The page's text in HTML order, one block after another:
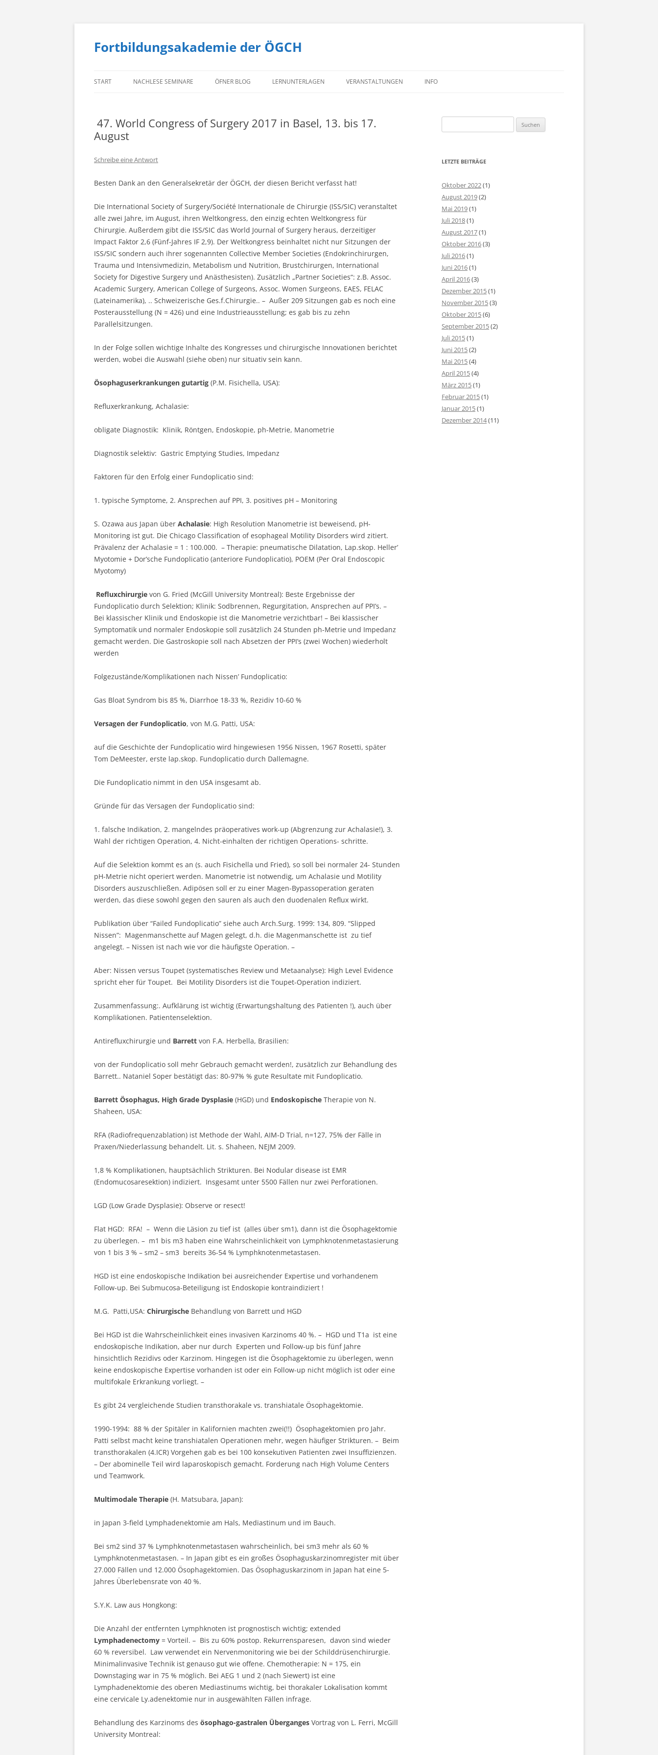
Fortbildungsakademie der ÖGCH
Inhalt
START NACHLESE SEMINARE ÖFNER BLOG LERNUNTERLAGEN VERANSTALTUNGEN INFO
IMPRESSUM
47. World Congress of Surgery 2017 in Basel, 13. bis 17.
August
Schreibe eine Antwort
Besten Dank an den Generalsekretär der ÖGCH, der diesen Bericht verfasst hat!
Die International Society of Surgery/Société Internationale de Chirurgie (ISS/SIC) veranstaltet
alle zwei Jahre, im August, ihren Weltkongress, den einzig echten Weltkongress für
Chirurgie. Außerdem gibt die ISS/SIC das World Journal of Surgery heraus, derzeitiger
Impact Faktor 2,6 (Fünf-Jahres IF 2,9). Der Weltkongress beinhaltet nicht nur Sitzungen der
ISS/SIC sondern auch ihrer sogenannten Collective Member Societies (Endokrinchirurgen,
Trauma und Intensivmedizin, Metabolism und Nutrition, Brustchirurgen, International
Society for Digestive Surgery und Anästhesisten). Zusätzlich „Partner Societies“: z.B. Assoc.
Academic Surgery, American College of Surgeons, Assoc. Women Surgeons, EAES, FELAC
(Lateinamerika), .. Schweizerische Ges.f.Chirurgie.. – Außer 209 Sitzungen gab es noch eine
Posterausstellung (N = 426) und eine Industrieausstellung; es gab bis zu zehn
Parallelsitzungen.
In der Folge sollen wichtige Inhalte des Kongresses und chirurgische Innovationen berichtet
werden, wobei die Auswahl (siehe oben) nur situativ sein kann.
Ösophaguserkrankungen gutartig (P.M. Fisichella, USA):
Refluxerkrankung, Achalasie:
obligate Diagnostik: Klinik, Röntgen, Endoskopie, ph-Metrie, Manometrie
Diagnostik selektiv: Gastric Emptying Studies, Impedanz
Faktoren für den Erfolg einer Fundoplicatio sind:
1. typische Symptome, 2. Ansprechen auf PPI, 3. positives pH – Monitoring
S. Ozawa aus Japan über Achalasie: High Resolution Manometrie ist beweisend, pH-
Monitoring ist gut. Die Chicago Classification of esophageal Motility Disorders wird zitiert.
Prävalenz der Achalasie = 1 : 100.000. – Therapie: pneumatische Dilatation, Lap.skop. Heller’
Myotomie + Dor’sche Fundoplicatio (anteriore Fundoplicatio), POEM (Per Oral Endoscopic
Myotomy)
Refluxchirurgie von G. Fried (McGill University Montreal): Beste Ergebnisse der
Fundoplicatio durch Selektion; Klinik: Sodbrennen, Regurgitation, Ansprechen auf PPI’s. –
Bei klassischer Klinik und Endoskopie ist die Manometrie verzichtbar! – Bei klassischer
Symptomatik und normaler Endoskopie soll zusätzlich 24 Stunden ph-Metrie und Impedanz
gemacht werden. Die Gastroskopie soll nach Absetzen der PPI’s (zwei Wochen) wiederholt
werden
Folgezustände/Komplikationen nach Nissen’ Fundoplicatio:
Gas Bloat Syndrom bis 85 %, Diarrhoe 18-33 %, Rezidiv 10-60 %
Versagen der Fundoplicatio, von M.G. Patti, USA:
auf die Geschichte der Fundoplicatio wird hingewiesen 1956 Nissen, 1967 Rosetti, später
Tom DeMeester, erste lap.skop. Fundoplicatio durch Dallemagne.
Die Fundoplicatio nimmt in den USA insgesamt ab.
Gründe für das Versagen der Fundoplicatio sind:
1. falsche Indikation, 2. mangelndes präoperatives work-up (Abgrenzung zur Achalasie!), 3.
Wahl der richtigen Operation, 4. Nicht-einhalten der richtigen Operations- schritte.
Auf die Selektion kommt es an (s. auch Fisichella und Fried), so soll bei normaler 24- Stunden
pH-Metrie nicht operiert werden. Manometrie ist notwendig, um Achalasie und Motility
Disorders auszuschließen. Adipösen soll er zu einer Magen-Bypassoperation geraten
werden, das diese sowohl gegen den sauren als auch den duodenalen Reflux wirkt.
Publikation über “Failed Fundoplicatio” siehe auch Arch.Surg. 1999: 134, 809. “Slipped
Nissen”: Magenmanschette auf Magen gelegt, d.h. die Magenmanschette ist zu tief
angelegt. – Nissen ist nach wie vor die häufigste Operation. –
Aber: Nissen versus Toupet (systematisches Review und Metaanalyse): High Level Evidence
spricht eher für Toupet. Bei Motility Disorders ist die Toupet-Operation indiziert.
Zusammenfassung:. Aufklärung ist wichtig (Erwartungshaltung des Patienten !), auch über
Komplikationen. Patientenselektion.
Antirefluxchirurgie und Barrett von F.A. Herbella, Brasilien:
von der Fundoplicatio soll mehr Gebrauch gemacht werden!, zusätzlich zur Behandlung des
Barrett.. Nataniel Soper bestätigt das: 80-97% % gute Resultate mit Fundoplicatio.
Barrett Ösophagus, High Grade Dysplasie (HGD) und Endoskopische Therapie von N.
Shaheen, USA:
RFA (Radiofrequenzablation) ist Methode der Wahl, AIM-D Trial, n=127, 75% der Fälle in
Praxen/Niederlassung behandelt. Lit. s. Shaheen, NEJM 2009.
1,8 % Komplikationen, hauptsächlich Strikturen. Bei Nodular disease ist EMR
(Endomucosaresektion) indiziert. Insgesamt unter 5500 Fällen nur zwei Perforationen.
LGD (Low Grade Dysplasie): Observe or resect!
Flat HGD: RFA! – Wenn die Läsion zu tief ist (alles über sm1), dann ist die Ösophagektomie
zu überlegen. – m1 bis m3 haben eine Wahrscheinlichkeit von Lymphknotenmetastasierung
von 1 bis 3 % – sm2 – sm3 bereits 36-54 % Lymphknotenmetastasen.
HGD ist eine endoskopische Indikation bei ausreichender Expertise und vorhandenem
Follow-up. Bei Submucosa-Beteiligung ist Endoskopie kontraindiziert !
M.G. Patti,USA: Chirurgische Behandlung von Barrett und HGD
Bei HGD ist die Wahrscheinlichkeit eines invasiven Karzinoms 40 %. – HGD und T1a ist eine
endoskopische Indikation, aber nur durch Experten und Follow-up bis fünf Jahre
hinsichtlich Rezidivs oder Karzinom. Hingegen ist die Ösophagektomie zu überlegen, wenn
keine endoskopische Expertise vorhanden ist oder ein Follow-up nicht möglich ist oder eine
multifokale Erkrankung vorliegt. –
Es gibt 24 vergleichende Studien transthorakale vs. transhiatale Ösophagektomie.
1990-1994: 88 % der Spitäler in Kalifornien machten zwei(!!) Ösophagektomien pro Jahr.
Patti selbst macht keine transhiatalen Operationen mehr, wegen häufiger Strikturen. – Beim
transthorakalen (4.ICR) Vorgehen gab es bei 100 konsekutiven Patienten zwei Insuffizienzen.
– Der abominelle Teil wird laparoskopisch gemacht. Forderung nach High Volume Centers
und Teamwork.
Multimodale Therapie (H. Matsubara, Japan):
in Japan 3-field Lymphadenektomie am Hals, Mediastinum und im Bauch.
Bei sm2 sind 37 % Lymphknotenmetastasen wahrscheinlich, bei sm3 mehr als 60 %
Lymphknotenmetastasen. – In Japan gibt es ein großes Ösophaguskarzinomregister mit über
27.000 Fällen und 12.000 Ösophagektomien. Das Ösophaguskarzinom in Japan hat eine 5-
Jahres Überlebensrate von 40 %.
S.Y.K. Law aus Hongkong:
Die Anzahl der entfernten Lymphknoten ist prognostisch wichtig; extended
Lymphadenectomy = Vorteil. – Bis zu 60% postop. Rekurrensparesen, davon sind wieder
60 % reversibel. Law verwendet ein Nervenmonitoring wie bei der Schilddrüsenchirurgie.
Minimalinvasive Technik ist genauso gut wie offene. Chemotherapie: N = 175, ein
Downstaging war in 75 % möglich. Bei AEG 1 und 2 (nach Siewert) ist eine
Lymphadenektomie des oberen Mediastinums wichtig, bei thorakaler Lokalisation kommt
eine cervicale Ly.adenektomie nur in ausgewählten Fällen infrage.
Behandlung des Karzinoms des ösophago-gastralen Überganges Vortrag von L. Ferri, McGill
University Montreal:
nach:
LETZTE BEITRÄGE
Oktober 2022(1)
August 2019(2)
Mai 2019(1)
Juli 2018(1)
August 2017(1)
Oktober 2016(3)
Juli 2016(1)
Juni 2016(1)
April 2016(3)
Dezember 2015(1)
November 2015(3)
Oktober 2015(6)
September 2015(2)
Juli 2015(1)
Juni 2015(2)
Mai 2015(4)
April 2015(4)
März 2015(1)
Februar 2015(1)
Januar 2015(1)
Dezember 2014(11)